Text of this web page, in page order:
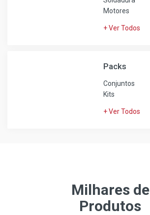
Motores
+ Ver Todos
Packs
Conjuntos
Kits
+ Ver Todos
Milhares de
Produtos